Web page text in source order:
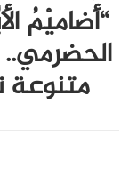
“أَضاميْمُ
متنوعة